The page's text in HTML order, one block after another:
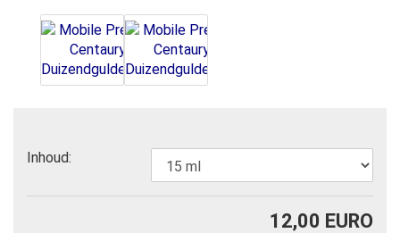
Inhoud:
12,00 EURO